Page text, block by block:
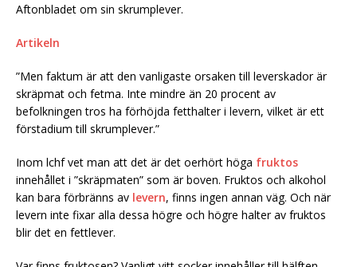
Aftonbladet om sin skrumplever.
Artikeln
”Men faktum är att den vanligaste orsaken till leverskador är
skräpmat och fetma. Inte mindre än 20 procent av
befolkningen tros ha förhöjda fetthalter i levern, vilket är ett
förstadium till skrumplever.”
Inom lchf vet man att det är det oerhört höga fruktos
innehållet i ”skräpmaten” som är boven. Fruktos och alkohol
kan bara förbränns av levern, finns ingen annan väg. Och när
levern inte fixar alla dessa högre och högre halter av fruktos
blir det en fettlever.